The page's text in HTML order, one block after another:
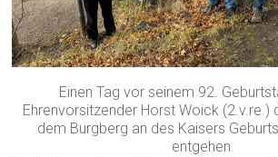
Einen Tag vor seinem 92.
Ehrenvorsitzender Horst Woick (2.v.re.)
dem Burgberg an des Kaisers
entgehen.